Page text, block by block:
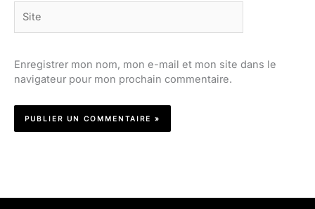
Enregistrer mon nom, mon e-mail et mon site dans le
navigateur pour mon prochain commentaire.